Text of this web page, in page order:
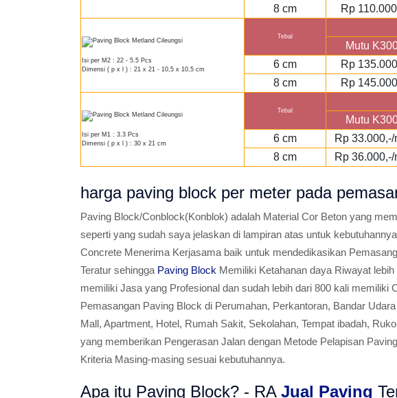
8 cm
Rp
Isi per M2 : 22 - 5.5 Pcs
Dimensi ( p x l ) : 21 x 21 - 10,5 x 10,5 cm
Tebal
Mutu
6 cm
Rp
8 cm
Rp
Isi per M1 : 3.3 Pcs
Dimensi ( p x l ) : 30 x 21 cm
Tebal
Mutu
6 cm
Rp 33.000,-/
8 cm
Rp 36.000,-/
harga paving block per meter pada
Paving Block/Conblock(Konblok) adalah Material Cor Beton yang
seperti yang sudah saya jelaskan di lampiran atas untuk
Concrete Menerima Kerjasama baik untuk mendedikasikan
Teratur sehingga Paving Block Memiliki Ketahanan daya Riwayat
memiliki Jasa yang Profesional dan sudah lebih dari 800 kali memiliki
Pemasangan Paving Block di Perumahan, Perkantoran, Bandar
Mall, Apartment, Hotel, Rumah Sakit, Sekolahan, Tempat ibadah,
yang memberikan Pengerasan Jalan dengan Metode Pelapisan
Kriteria Masing-masing sesuai kebutuhannya.
Apa itu Paving Block? - RA Jual Paving